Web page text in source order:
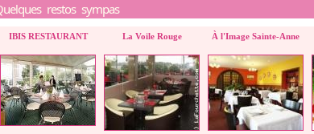
restos sympas
IBIS RESTAURANT La Voile Rouge À l'Image Sainte-Anne